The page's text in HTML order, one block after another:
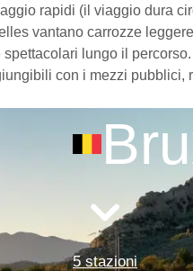
rapidi (il viaggio dura
vantano carrozze
lungo il
con i mezzi pubblici,
5 stazioni